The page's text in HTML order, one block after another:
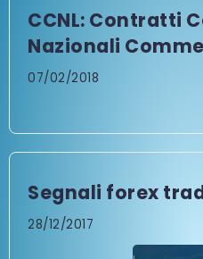
CCNL: Contratti
Nazionali
07/02/2018
Segnali forex
28/12/2017